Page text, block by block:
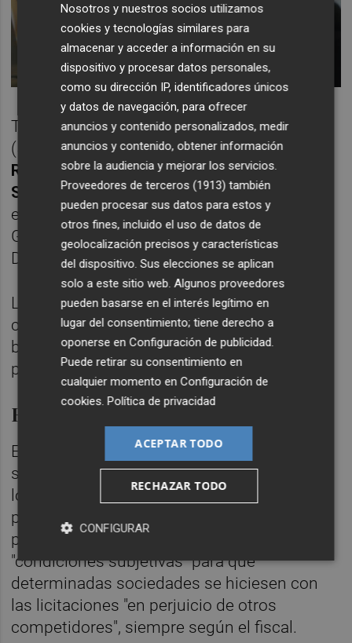
También contraSaturninoyElvira Suances
(5),
Francisco Pérez López(7),Pedro
Romero(5),Robert Bataouche(5),Ángel
Salas
(5) yCarlos Rodríguez(5), y las
empresas Costera del Glorio, Medlevante,
Gesdesarrollos Integrales, Turnis Sylvatica y
Dobles Figuras.
Los presuntos delitos que cita el fiscal en su
calificación son organización criminal,
blanqueo de capitales, cohecho,
prevaricación y falsedad documental.
El origen de las corruptelas
El origen de los fondos ilícitos que
supuestamente manejaba Zaplana está en
los concursos que la Generalitat lanzó para
privatizar las ITV y las concesiones de
parques eólicos, que se diseñaron con
"condiciones subjetivas" para que
determinadas sociedades se hiciesen con
las licitaciones "en perjuicio de otros
competidores", siempre según el fiscal.
Nosotros y nuestros socios utilizamos
cookies y tecnologías similares para
almacenar y acceder a información en su
dispositivo y procesar datos personales,
como su dirección IP, identificadores únicos
y datos de navegación, para ofrecer
anuncios y contenido personalizados, medir
anuncios y contenido, obtener información
sobre la audiencia y mejorar los servicios.
Proveedores de terceros (1913) también
pueden procesar sus datos para estos y
otros fines, incluido el uso de datos de
geolocalización precisos y características
del dispositivo. Sus elecciones se aplican
solo a este sitio web. Algunos proveedores
pueden basarse en el interés legítimo en
lugar del consentimiento; tiene derecho a
oponerse enConfiguración de publicidad
Puede retirar su consentimiento en
cualquier momento enConfiguración de
cookies .Política de privacidad
ACEPTAR TODO
RECHAZAR TODO
CONFIGURAR